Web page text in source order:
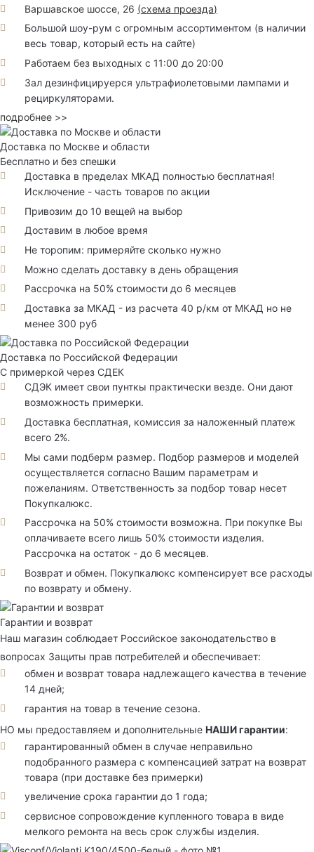
Варшавское шоссе, 26 (схема проезда)
Большой шоу-рум с огромным ассортиментом (в наличии
весь товар, который есть на сайте)
Работаем без выходных с 11:00 до 20:00
Зал дезинфицируерся ультрафиолетовыми лампами и
рециркуляторами.
подробнее >>
Доставка по Москве и области
Бесплатно и без спешки
Доставка в пределах МКАД полностью бесплатная!
Исключение - часть товаров по акции
Привозим до 10 вещей на выбор
Доставим в любое время
Не торопим: примеряйте сколько нужно
Можно сделать доставку в день обращения
Рассрочка на 50% стоимости до 6 месяцев
Доставка за МКАД - из расчета 40 р/км от МКАД но не
менее 300 руб
Доставка по Российской Федерации
С примеркой через СДЕК
СДЭК имеет свои пунткы практически везде. Они дают
возможность примерки.
Доставка бесплатная, комиссия за наложенный платеж
всего 2%.
Мы сами подберм размер. Подбор размеров и моделей
осуществляется согласно Вашим параметрам и
пожеланиям. Ответственность за подбор товар несет
Покупкалюкс.
Рассрочка на 50% стоимости возможна. При покупке Вы
оплачиваете всего лишь 50% стоимости изделия.
Рассрочка на остаток - до 6 месяцев.
Возврат и обмен. Покупкалюкс компенсирует все расходы
по возврату и обмену.
Гарантии и возврат
Наш магазин соблюдает Российское законодательство в
вопросах Защиты прав потребителей и обеспечивает:
обмен и возврат товара надлежащего качества в течение
14 дней;
гарантия на товар в течение сезона.
НО мы предоставляем и дополнительные НАШИ гарантии:
гарантированный обмен в случае неправильно
подобранного размера с компенсацией затрат на возврат
товара (при доставке без примерки)
увеличение срока гарантии до 1 года;
сервисное сопровождение купленного товара в виде
мелкого ремонта на весь срок службы изделия.